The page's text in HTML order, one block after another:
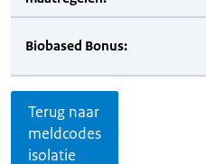
Biobased Bonus:
Terug naar
meldcodes
isolatie